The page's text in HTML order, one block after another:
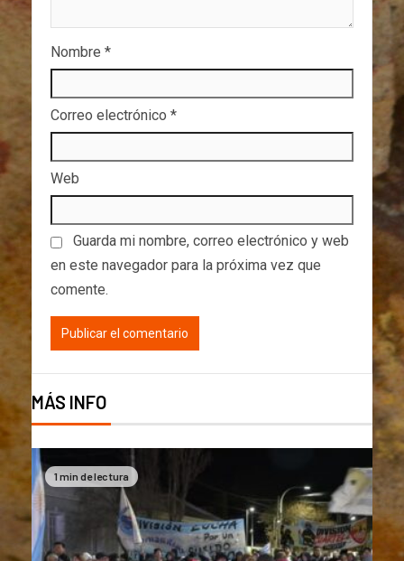
Nombre *
Correo electrónico *
Web
Guarda mi nombre, correo electrónico y web
en este navegador para la próxima vez que
comente.
MÁS INFO
1 min de lectura